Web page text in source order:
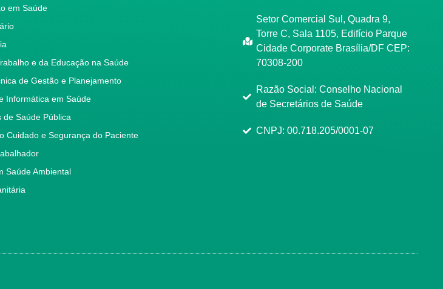
em Saúde
e da Educação na Saúde
de Gestão e Planejamento
Informática em Saúde
de Saúde Pública
Cuidado e Segurança do Paciente
Saúde Ambiental
Setor Comercial Sul, Quadra 9,
Torre C, Sala 1105, Edifício Parque
Cidade Corporate Brasília/DF CEP:
70308-200
Razão Social: Conselho Nacional
de Secretários de Saúde
CNPJ: 00.718.205/0001-07